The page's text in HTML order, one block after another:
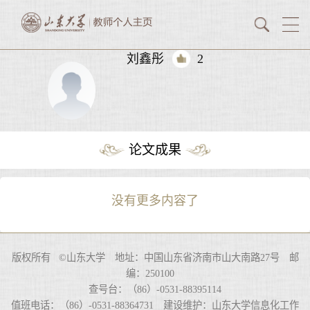
刘鑫彤 2
论文成果
没有更多内容了
版权所有 ©山东大学 地址：中国山东省济南市山大南路27号 邮
编：250100
查号台：（86）-0531-88395114
值班电话：（86）-0531-88364731 建设维护：山东大学信息化工作